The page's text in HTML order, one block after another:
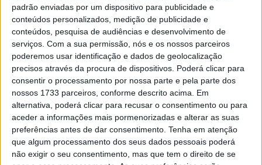
padrão enviadas por um dispositivo para publicidade e
conteúdos personalizados, medição de publicidade e
conteúdos, pesquisa de audiências e desenvolvimento de
serviços. Com a sua permissão, nós e os nossos parceiros
poderemos usar identificação e dados de geolocalização
precisos através da procura de dispositivos. Poderá clicar para
consentir o processamento por nossa parte e pela parte dos
nossos 1733 parceiros, conforme descrito acima. Em
alternativa, poderá clicar para recusar o consentimento ou para
aceder a informações mais pormenorizadas e alterar as suas
preferências antes de dar consentimento. Tenha em atenção
que algum processamento dos seus dados pessoais poderá
não exigir o seu consentimento, mas que tem o direito de se
Vila Longa, em Taroucadas uniões de freguesias de
Gouviães e Ucanhae deDálvares e Tarouca, em
Tondelahá o pedido de três uniões de freguesias, casos
deBarreiro de Besteiros e Tourigo ,Vilar de Besteiros e
Mosteiro de Fráguase deSão Miguel do Outeiro e
Sabugosa , emViseuo daUnião de Freguesias de Boa
Aldeia, Farminhão e Torredeita, e emVouzelaquerem a
desagregação a União de Freguesias de Cambra e
Carvalhal de Vermilhas,Vouzela e Paços de Vilharigues
eFataunços e Figueiredo das Donas.